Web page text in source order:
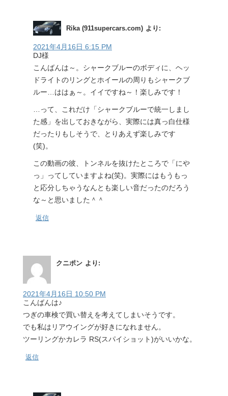
Rika (911supercars.com) より:
2021年4月16日 6:15 PM
DJ様
こんばんは～。シャークブルーのボディに、ヘッ
ドライトのリングとホイールの周りもシャークブ
ルー…ははぁ～。イイですね～！楽しみです！
…って、これだけ「シャークブルーで統一しまし
た感」を出しておきながら、実際には真っ白仕様
だったりもしそうで、とりあえず楽しみです
(笑)。
この動画の彼、トンネルを抜けたところで「にや
っ」ってしていますよね(笑)。実際にはもうもっ
と応分しちゃうなんとも楽しい音だったのだろう
な～と思いました＾＾
返信
クニポン より:
2021年4月16日 10:50 PM
こんばんは♪
つぎの車検で買い替えを考えてしまいそうです。
でも私はリアウイングが好きになれません。
ツーリングかカレラ RS(スパイショット)がいいかな。
返信